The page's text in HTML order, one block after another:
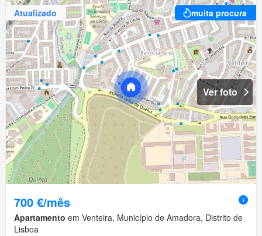
Atualizado muita procura
Ver foto
700 €/mês
Apartamento em Venteira, Município de Amadora, Distrito de
Lisboa